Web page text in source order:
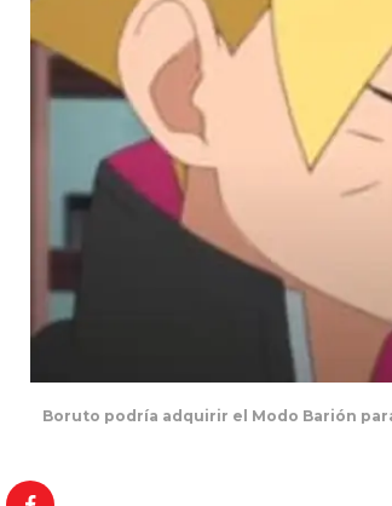
Boruto podría adquirir el Modo Barión